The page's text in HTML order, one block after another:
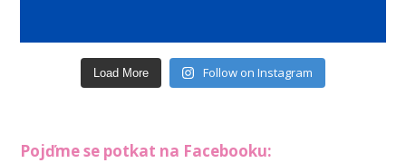
Load More Follow on Instagram
Pojďme se potkat na Facebooku: